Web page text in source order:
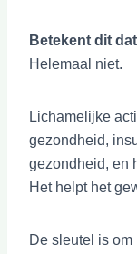
Betekent dit
Helemaal niet.
Lichamelijke
gezondheid,
gezondheid, en
Het helpt het
De sleutel is